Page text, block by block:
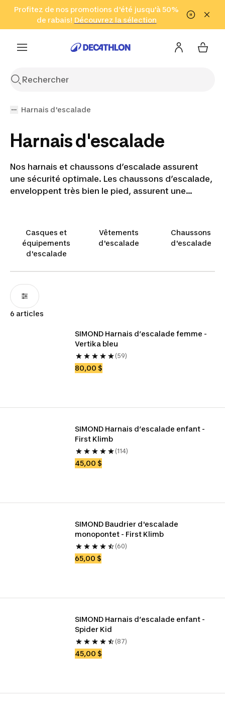
Aller à la recherche Aller au contenu Aller au pied de
Profitez de nos promotions d'été jusqu'à 50%
de rabais! Découvrez la sélection
Cliquez ici
en seulement 2 h!
(Zones sélectionnées)
Harnais d'escalade
Harnais d'escalade
Nos harnais et chaussons d’escalade assurent
une sécurité optimale. Les chaussons d’escalade,
enveloppent très bien le pied, assurent une
Casques et
équipements
d'escalade
Vêtements
d'escalade
Chaussons
d'escalade
6 articles
SIMOND Harnais d’escalade femme -
Vertika bleu
(59)
80,00 $
SIMOND Harnais d’escalade enfant -
First Klimb
(114)
45,00 $
SIMOND Baudrier d'escalade
monopontet - First Klimb
(60)
65,00 $
SIMOND Harnais d’escalade enfant -
Spider Kid
(87)
45,00 $